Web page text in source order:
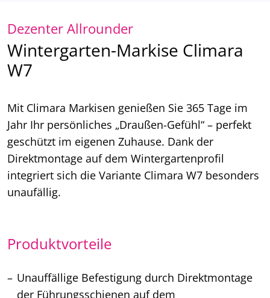
Dezenter Allrounder
Wintergarten-Markise Climara
W7
Mit Climara Markisen genießen Sie 365 Tage im
Jahr Ihr persönliches „Draußen-Gefühl“ – perfekt
geschützt im eigenen Zuhause. Dank der
Direktmontage auf dem Wintergartenprofil
integriert sich die Variante Climara W7 besonders
unaufällig.
Produktvorteile
Unauffällige Befestigung durch Direktmontage
der Führungsschienen auf dem